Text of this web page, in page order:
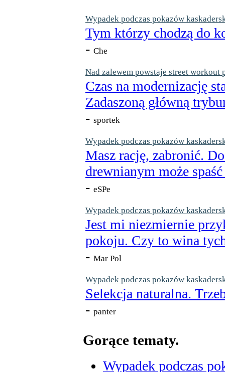
Wypadek podczas pokazów
Tym którzy chodzą do
- Che
Nad zalewem powstaje street workout
Czas na modernizację
Zadaszoną główną
- sportek
Wypadek podczas pokazów
Masz rację, zabronić.
drewnianym może
- eSPe
Wypadek podczas pokazów
Jest mi niezmiernie
pokoju. Czy to wina
- Mar Pol
Wypadek podczas pokazów
Selekcja naturalna.
- panter
Gorące tematy.
Wypadek podczas